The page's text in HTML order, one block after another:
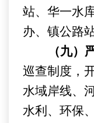
站、华一水
办、 镇公路
（九）
巡查制度，
水域岸线、
水利 、环保、